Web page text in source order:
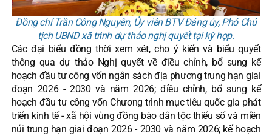
Đồng chí Trần Công Nguyên, Ủy viên BTV Đảng ủy, Phó Chủ
tịch UBND xã trình dự thảo nghị quyết tại kỳ họp.
Các đại biểu đồng thời xem xét, cho ý kiến và biểu quyết
thông qua dự thảo Nghị quyết về điều chỉnh, bổ sung kế
hoạch đầu tư công vốn ngân sách địa phương trung hạn giai
đoạn 2026 - 2030 và năm 2026; điều chỉnh, bổ sung kế
hoạch đầu tư công vốn Chương trình mục tiêu quốc gia phát
triển kinh tế - xã hội vùng đồng bào dân tộc thiểu số và miền
núi trung hạn giai đoạn 2026 - 2030 và năm 2026; kế hoạch